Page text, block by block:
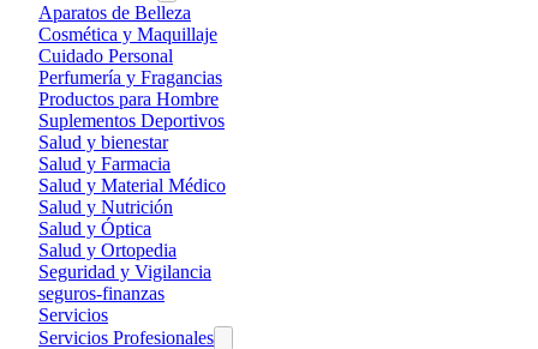
Aparatos de Belleza
Cosmética y Maquillaje
Cuidado Personal
Perfumería y Fragancias
Productos para Hombre
Suplementos Deportivos
Salud y bienestar
Salud y Farmacia
Salud y Material Médico
Salud y Nutrición
Salud y Óptica
Salud y Ortopedia
Seguridad y Vigilancia
seguros-finanzas
Servicios
Servicios Profesionales